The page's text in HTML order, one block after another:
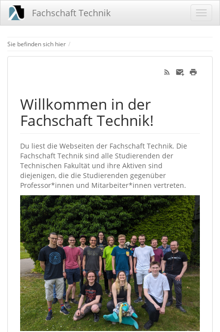
Fachschaft Technik
Sie befinden sich hier
Willkommen in der
Fachschaft Technik!
Du liest die Webseiten der Fachschaft Technik. Die
Fachschaft Technik sind alle Studierenden der
Technischen Fakultät und ihre Aktiven sind
diejenigen, die die Studierenden gegenüber
Professor*innen und Mitarbeiter*innen vertreten.